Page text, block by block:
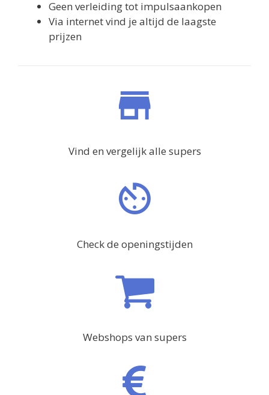
Geen verleiding tot impulsaankopen
Via internet vind je altijd de laagste
prijzen
Vind en vergelijk alle supers
Check de openingstijden
Webshops van supers